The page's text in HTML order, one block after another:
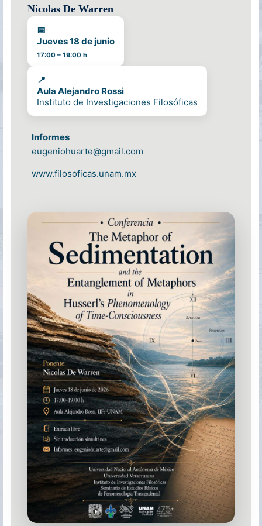
Nicolas De Warren
📅
Jueves18 de junio
17:00 – 19:00 h
📍
Aula Alejandro Rossi
Instituto de Investigaciones Filosóficas
Informes
eugeniohuarte@gmail.com
www.filosoficas.unam.mx